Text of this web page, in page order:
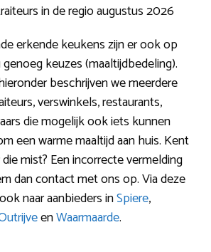
in de regio augustus 2026
erkende keukens zijn er ook op
keuzes (maaltijdbedeling).
beschrijven we meerdere
verswinkels, restaurants,
die mogelijk ook iets kunnen
een warme maaltijd aan huis. Kent
mist? Een incorrecte vermelding
dan contact met ons op. Via deze
naar aanbieders inSpiere,
enWaarmaarde.